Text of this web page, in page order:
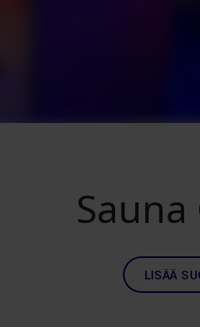
Sauna
LISÄÄ